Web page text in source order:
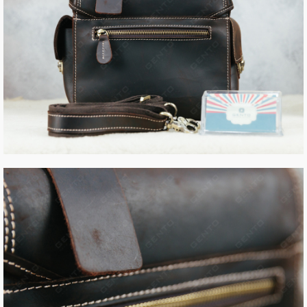
xach dung laptop bang da, tui xach handmade bang da, tui
xach hang hieu cao cap, tui xach laptop cho nam, tui xach
laptop nam, tui xach laptop hang hieu, tui xach nam, tui xach
nam cao cap, tui xach nam cong so,tui xach nam cong so hang
hieu, tui xach nam deo cheo, tui xach nam dep, tui xach nam
du lich, tui xach nam hang hieu, tui xach nam thoi trang, tui
xach tay du lich, tui xach tay nam, tui xach nam thoi trang, tui
deo cheo, tui deo cheo nam, tuixachda, tuixachnam, tui deo
cheo cho nam, tui deo cheo cua nam, tui deo cheo lung nam,
tui deo cheo nam, tui deo cho nam, tui deo cheo nam nho gon,
tui deo cheo nho, tui deo cheo mini nam, tui deo cheo nam mini,
tui deo cheo dep, tui deo cheo nam dep, tui deo dep, tui deo
cheo nam chinh hang, tui deo cheo hang hieu, tui deo cheo
nam hang hieu, tui deo cheo nam cao cap, tui deo cheo da, tui
deo cheo da nam, tui deo cheo nam da, tui deo cheo da bo, tui
deo cheo nam da bo